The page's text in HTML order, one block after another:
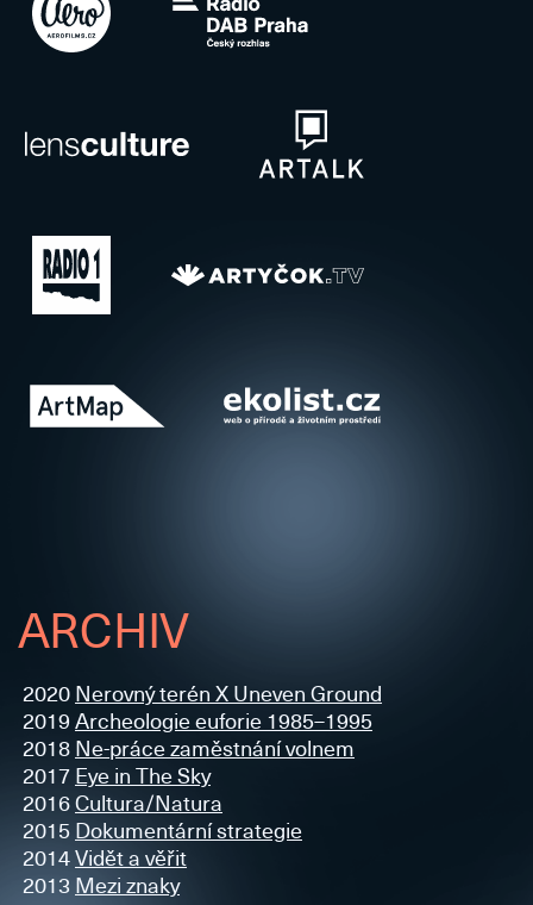
ARCHIV
2020 Nerovný terén X Uneven Ground
2019 Archeologie euforie 1985–1995
2018 Ne-práce zaměstnání volnem
2017 Eye in The Sky
2016Cultura/Natura
2015 Dokumentární strategie
2014Vidět a věřit
2013 Mezi znaky